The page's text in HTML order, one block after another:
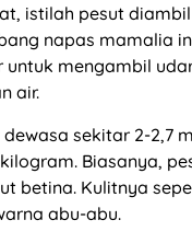
istilah pesut
napas mamalia
untuk mengambil
air.
sekitar 2-2,7
Biasanya,
betina. Kulitnya
abu-abu.